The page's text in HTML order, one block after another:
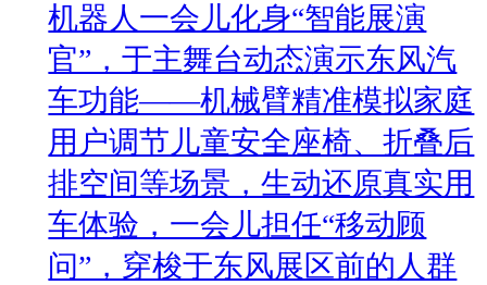
机器人一会儿化身“智能展演
官”，于主舞台动态演示东风汽
车功能——机械臂精准模拟家庭
用户调节儿童安全座椅、折叠后
排空间等场景，生动还原真实用
车体验，一会儿担任“移动顾
问”，穿梭于东风展区前的人群